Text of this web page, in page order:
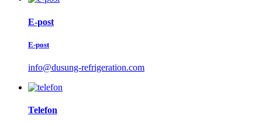
E-post
E-post
info@dusung-refrigeration.com
Telefon